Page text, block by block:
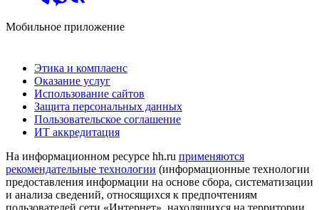
Мобильное приложение
Этика и комплаенс
Оказание услуг
Использование сайтов
Защита персональных данных
Пользовательское соглашение
ИТ аккредитация
На информационном ресурсе hh.ru применяются
рекомендательные технологии (информационные технологии
предоставления информации на основе сбора, систематизации
и анализа сведений, относящихся к предпочтениям